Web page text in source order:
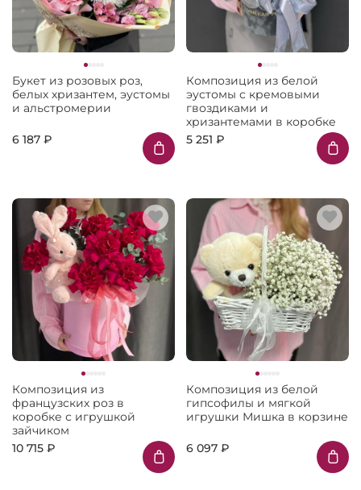
Букет из розовых роз,
белых хризантем, эустомы
и альстромерии
6 187 ₽
Композиция из белой
эустомы с кремовыми
гвоздиками и
хризантемами в коробке
5 251 ₽
Композиция из
французских роз в
коробке с игрушкой
зайчиком
10 715 ₽
Композиция из белой
гипсофилы и мягкой
игрушки Мишка в корзине
6 097 ₽